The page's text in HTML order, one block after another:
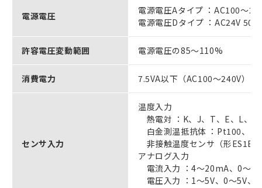
電源電圧
電源電圧Aタイプ ：AC100～
電源電圧Dタイプ ：AC24V 50/
許容電圧変動範囲 電源電圧の85～110%
消費電力 7.5VA以下（AC100～240V）
センサ入力
温度入力
熱電対 ：K、J、T、E、L、U
白金測温抵抗体 ：Pt100、
非接触温度センサ（形
アナログ入力
電流入力 ：4～20mA、0～
電圧入力 ：1～5V、0～5V、